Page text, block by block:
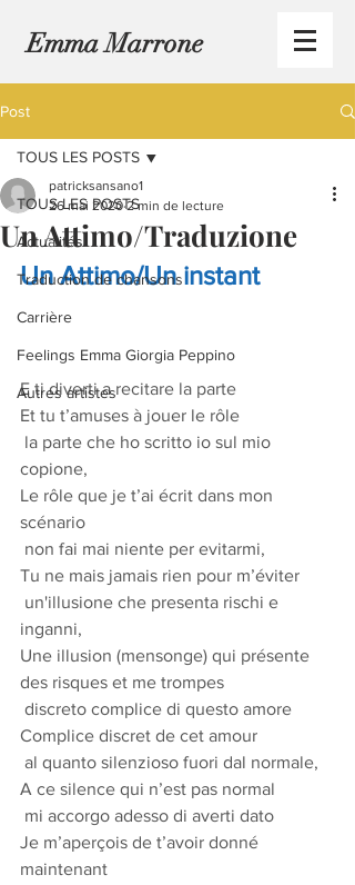
Emma Marrone
Post
TOUS LES POSTS
Actualités
Traduction de chansons
Carrière
Feelings Emma Giorgia Peppino
Autres artistes
TOUS LES POSTS
Un Attimo/Traduzione
patricksansano1
26 mai 2020 2 min de lecture
Un Attimo/Un instant
E ti diverti a recitare la parte
Et tu t’amuses à jouer le rôle
copione,
Le rôle que je t’ai écrit dans mon
scénario
non fai mai niente per evitarmi,
Tu ne mais jamais rien pour m’éviter
inganni,
Une illusion (mensonge) qui présente
des risques et me trompes
discreto complice di questo amore
Complice discret de cet amour
al quanto silenzioso fuori dal normale,
A ce silence qui n’est pas normal
mi accorgo adesso di averti dato
Je m’aperçois de t’avoir donné
maintenant